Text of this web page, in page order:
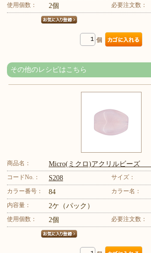
使用個数： 2個 必要注文数：
個
その他のレシピはこちら
商品名： Micro(ミクロ)アクリルビーズ
コードNo.： S208 サイズ：
カラー番号： 84
カラー名：
内容量：
2ケ（パック）
使用個数： 2個 必要注文数：